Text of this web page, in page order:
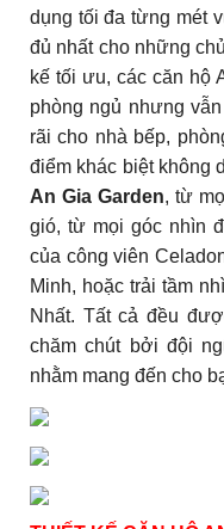
dụng tối đa từng mét
đủ nhất cho những
kế tối ưu, các căn hộ
phòng ngủ nhưng
rãi cho nhà bếp,
điểm khác biệt không
An Gia Garden, từ
gió, từ mọi góc nhìn
của công viên
Minh, hoặc trải tầm
Nhất. Tất cả đều
chăm chút bởi đội
nhằm mang đến cho